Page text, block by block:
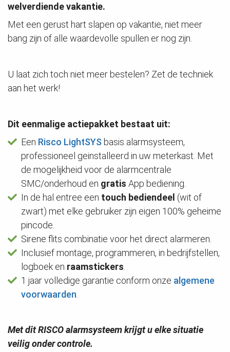
welverdiende vakantie.
Met een gerust hart slapen op vakantie, niet meer
bang zijn of alle waardevolle spullen er nog zijn.
U laat zich toch niet meer bestelen? Zet de techniek
aan het werk!
Dit eenmalige actiepakket bestaat uit:
Een Risco LightSYS basis alarmsysteem,
professioneel geinstalleerd in uw meterkast. Met
de mogelijkheid voor de alarmcentrale
SMC/onderhoud en gratis App bediening.
In de hal entree een touch bediendeel (wit of
zwart) met elke gebruiker zijn eigen 100% geheime
pincode.
Sirene flits combinatie voor het direct alarmeren.
Inclusief montage, programmeren, in bedrijfstellen,
logboek en raamstickers
1 jaar volledige garantie conform onze algemene
voorwaarden
Met dit RISCO alarmsysteem krijgt u elke situatie
veilig onder controle.